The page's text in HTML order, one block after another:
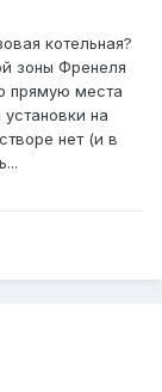
котельная?
зоны Френеля
прямую места
на
нет (и в